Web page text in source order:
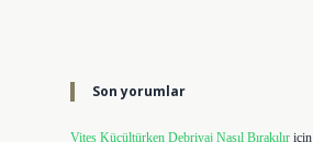
Son yorumlar
Vites Küçültürken Debriyaj Nasıl Bırakılıriçin